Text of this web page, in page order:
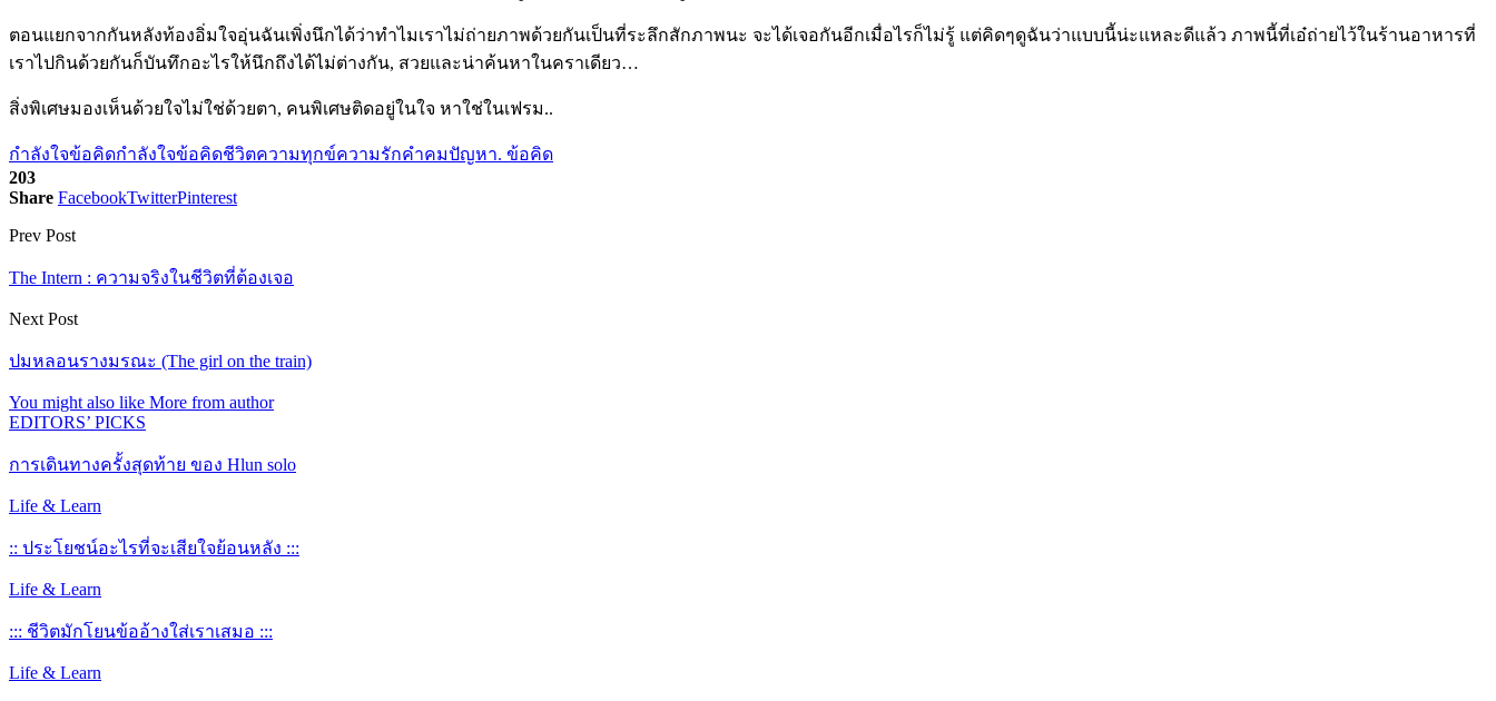
ตอนแยกจากกันหลังท้องอิ่มใจอุ่นฉันเพิ่งนึกได้ว่าทำไมเราไม่ถ่ายภาพด้วยกันเป็นที่ระลึกสักภาพนะ จะได้เจอกันอีกเมื่อไรก็ไม่รู้ แต่คิดๆดูฉันว่าแบบนี้น่ะแหละดีแล้ว ภาพนี้ที่เอ๋ถ่ายไว้ในร้านอาหารที่
เราไปกินด้วยกันก็บันทึกอะไรให้นึกถึงได้ไม่ต่างกัน, สวยและน่าค้นหาในคราเดียว…
สิ่งพิเศษมองเห็นด้วยใจไม่ใช่ด้วยตา, คนพิเศษติดอยู่ในใจ หาใช่ในเฟรม..
กำลังใจข้อคิดกำลังใจข้อคิดชีวิตความทุกข์ความรักคำคมปัญหา. ข้อคิด
203
Share FacebookTwitterPinterest
Prev Post
The Intern : ความจริงในชีวิตที่ต้องเจอ
Next Post
ปมหลอนรางมรณะ (The girl on the train)
You might also like More from author
EDITORS’ PICKS
การเดินทางครั้งสุดท้าย ของ Hlun solo
Life & Learn
:: ประโยชน์อะไรที่จะเสียใจย้อนหลัง :::
Life & Learn
::: ชีวิตมักโยนข้ออ้างใส่เราเสมอ :::
Life & Learn